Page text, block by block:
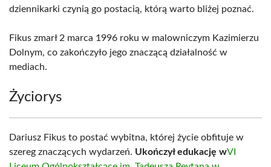
dziennikarki czynią go postacią, którą warto bliżej poznać.
Fikus zmarł 2 marca 1996 roku w malowniczym Kazimierzu
Dolnym, co zakończyło jego znaczącą działalność w
mediach.
Życiorys
Dariusz Fikus to postać wybitna, której życie obfituje w
szereg znaczących wydarzeń. Ukończył edukację wVI